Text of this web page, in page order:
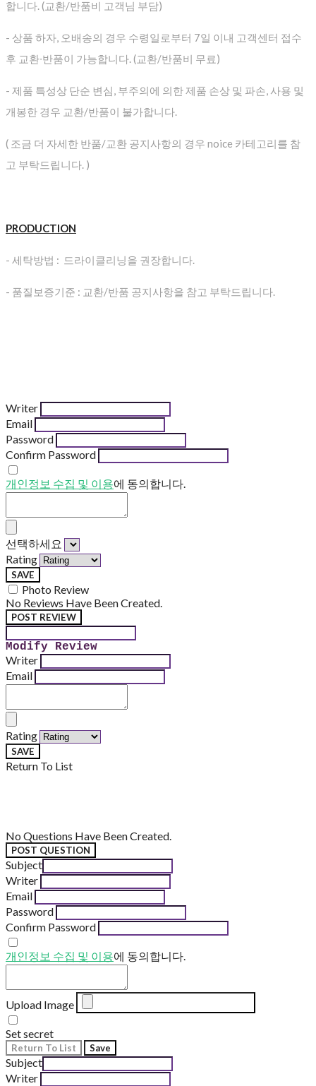
합니다. (교환/반품비 고객님 부담)
- 상품 하자, 오배송의 경우 수령일로부터 7일 이내 고객센터 접수
후 교환∙반품이 가능합니다. (교환/반품비 무료)
- 제품 특성상 단순 변심, 부주의에 의한 제품 손상 및 파손, 사용 및
개봉한 경우 교환/반품이 불가합니다.
( 조금 더 자세한 반품/교환 공지사항의 경우 noice 카테고리를 참
고 부탁드립니다. )
PRODUCTION
- 세탁방법 : 드라이클리닝을 권장합니다.
- 품질보증기준 : 교환/반품 공지사항을 참고 부탁드립니다.
Writer
Email
Password
Confirm Password
개인정보 수집 및 이용에 동의합니다.
선택하세요
Rating
SAVE
Photo Review
No Reviews Have Been Created.
POST REVIEW
Modify Review
Writer
Email
Rating
SAVE
Return To List
No Questions Have Been Created.
POST QUESTION
Subject
Writer
Email
Password
Confirm Password
개인정보 수집 및 이용에 동의합니다.
Upload Image
Set secret
Return To List Save
Subject
Writer